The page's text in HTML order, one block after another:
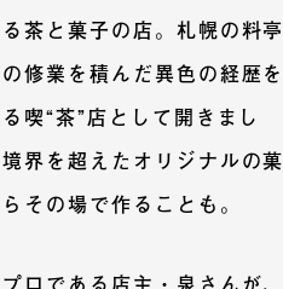
茶と菓子の店。札幌の料亭
修業を積んだ異色の経歴を
喫“茶”店として開きまし
界を超えたオリジナルの菓
その場で作ることも。